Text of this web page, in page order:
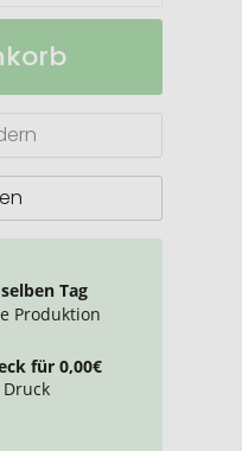
Tag
Produktion
für 0,00€